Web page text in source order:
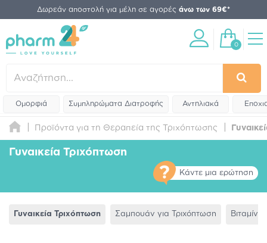
Δωρεάν αποστολή για μέλη σε αγορές άνω των 69€*
0
Ομορφιά Συμπληρώματα Διατροφής Αντηλιακά
Προϊόντα για τη Θεραπεία της Τριχόπτωσης
Γυναικεία Τριχόπτωση
Κάντε μια ερώτηση
Γυναικεία Τριχόπτωση Σαμπουάν για Τριχόπτωση